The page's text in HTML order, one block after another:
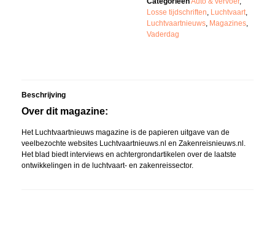
Losse tijdschriften, Luchtvaart,
Luchtvaartnieuws, Magazines,
Vaderdag
Beschrijving
Over dit magazine:
Het Luchtvaartnieuws magazine is de papieren uitgave van de
veelbezochte websites Luchtvaartnieuws.nl en Zakenreisnieuws.nl.
Het blad biedt interviews en achtergrondartikelen over de laatste
ontwikkelingen in de luchtvaart- en zakenreissector.